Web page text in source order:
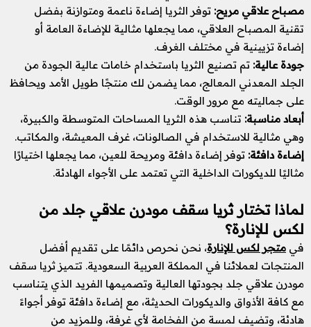
مصباح علاقي مريح: توفر الثريا إضاءة ناعمة ومتوازنة بفضل
تقنية المصباح العلاقي، مما يجعلها مثالية للإضاءة العامة أو
إضاءة تزيينية في مختلف الغرف.
جودة عالية: تم تصنيع الثريا باستخدام خامات عالية الجودة من
الجلد المعدني المعالج، مما يضمن لك منتجًا طويل الأمد ويحافظ
على جماليته مع مرور الوقت.
أبعاد مناسبة: تناسب هذه الثريا المساحات المتوسطة والكبيرة،
وهي مثالية للاستخدام في الصالونات، غرف المعيشة، والمكاتب.
إضاءة دافئة: توفر إضاءة دافئة ومريحة للعين، مما يجعلها اختيارًا
مثاليًا للديكورات الداخلية التي تعتمد على الأجواء الهادئة.
لماذا تختار ثريا سقف مودرن علاقي جلد من
لكس للإنارة؟
في متجر لكس للإنارة، نحن نحرص دائمًا على تقديم أفضل
المنتجات لعملائنا في المملكة العربية السعودية. تتميز ثريا سقف
مودرن علاقي جلد بجودتها العالية وتصميمها الفريد الذي يتناسب
مع كافة الأذواق والديكورات الحديثة، مع إضاءة دافئة توفر أجواءً
هادئة، وتضيف لمسة من الفخامة لأي غرفة، وللمزيد من